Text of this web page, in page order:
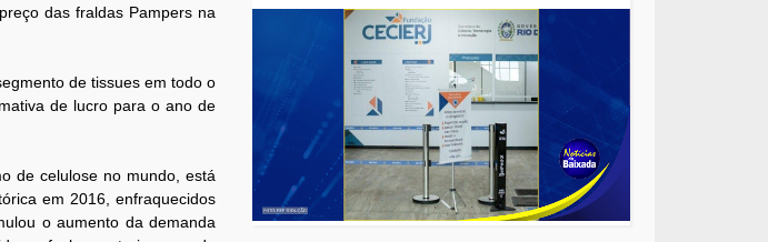
das fraldas Pampers na
de tissues em todo o
de lucro para o ano de
de celulose no mundo, está
em 2016, enfraquecidos
o aumento da demanda